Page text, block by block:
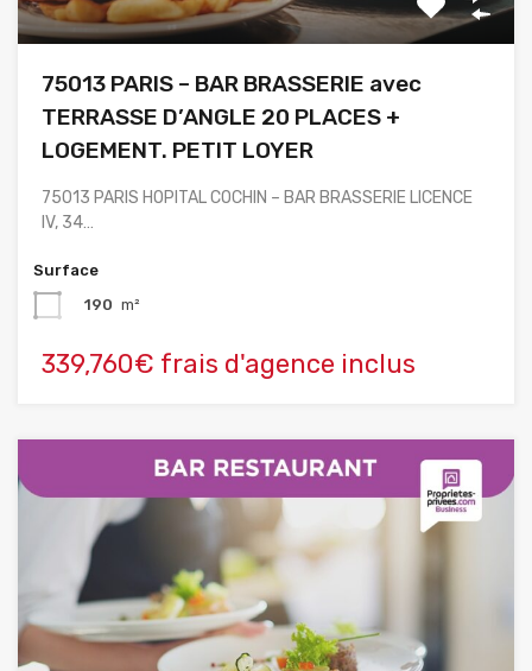
75013 PARIS – BAR BRASSERIE avec
TERRASSE D’ANGLE 20 PLACES +
LOGEMENT. PETIT LOYER
75013 PARIS HOPITAL COCHIN – BAR BRASSERIE LICENCE
IV, 34…
Surface
190 m²
339,760€ frais d'agence inclus